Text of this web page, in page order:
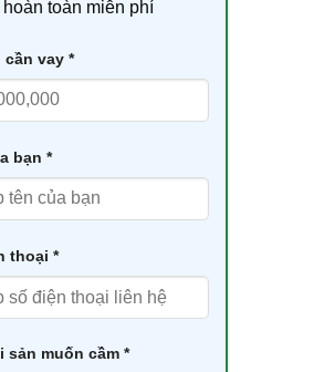
hoàn toàn miễn phí
cần vay *
bạn *
thoại *
sản muốn cầm *